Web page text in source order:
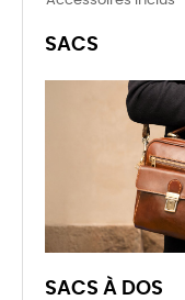
SACS
SACS À DOS